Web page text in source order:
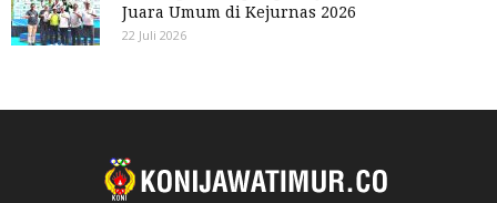
Juara Umum di Kejurnas 2026
22 Juli 2026